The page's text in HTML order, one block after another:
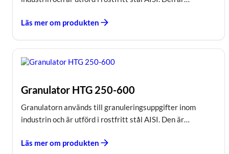
Läs mer om produkten
Granulator HTG 250-600
Granulatorn används till granuleringsuppgifter inom
industrin och är utförd i rostfritt stål AISI. Den är…
Läs mer om produkten